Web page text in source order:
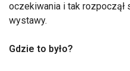
oczekiwania i tak rozpoczął
wystawy.
Gdzie to było?